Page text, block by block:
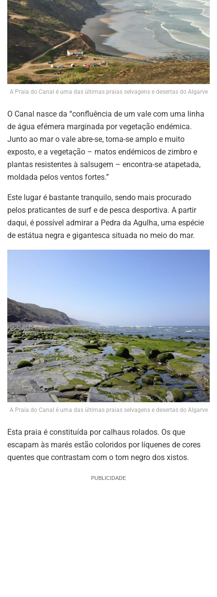
A Praia do Canal é uma das últimas praias selvagens e desertas do Algarve
O Canal nasce da “confluência de um vale com uma linha
de água efémera marginada por vegetação endémica.
Junto ao mar o vale abre-se, torna-se amplo e muito
exposto, e a vegetação – matos endémicos de zimbro e
plantas resistentes à salsugem – encontra-se atapetada,
moldada pelos ventos fortes.”
Este lugar é bastante tranquilo, sendo mais procurado
pelos praticantes de surf e de pesca desportiva. A partir
daqui, é possível admirar a Pedra da Agulha, uma espécie
de estátua negra e gigantesca situada no meio do mar.
A Praia do Canal é uma das últimas praias selvagens e desertas do Algarve
Esta praia é constituída por calhaus rolados. Os que
escapam às marés estão coloridos por líquenes de cores
quentes que contrastam com o tom negro dos xistos.
PUBLICIDADE